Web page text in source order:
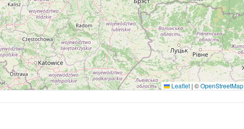
Leaflet | ©OpenStreetMap